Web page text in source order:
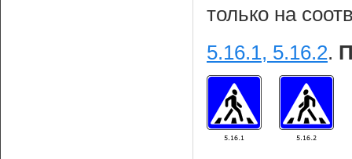
только на
5.16.1, 5.16.2.